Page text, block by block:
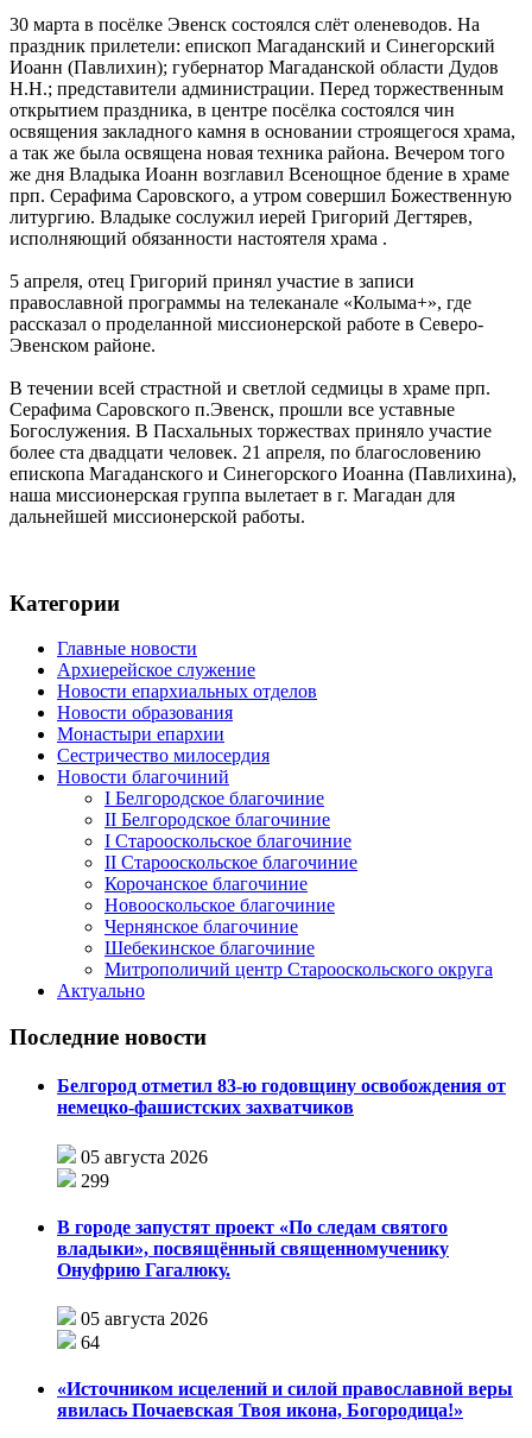
30 марта в посёлке Эвенск состоялся слёт оленеводов. На
праздник прилетели: епископ Магаданский и Синегорский
Иоанн (Павлихин); губернатор Магаданской области Дудов
Н.Н.; представители администрации. Перед торжественным
открытием праздника, в центре посёлка состоялся чин
освящения закладного камня в основании строящегося храма,
а так же была освящена новая техника района. Вечером того
же дня Владыка Иоанн возглавил Всенощное бдение в храме
прп. Серафима Саровского, а утром совершил Божественную
литургию. Владыке сослужил иерей Григорий Дегтярев,
исполняющий обязанности настоятеля храма .
5 апреля, отец Григорий принял участие в записи
православной программы на телеканале «Колыма+», где
рассказал о проделанной миссионерской работе в Северо-
Эвенском районе.
В течении всей страстной и светлой седмицы в храме прп.
Серафима Саровского п.Эвенск, прошли все уставные
Богослужения. В Пасхальных торжествах приняло участие
более ста двадцати человек. 21 апреля, по благословению
епископа Магаданского и Синегорского Иоанна (Павлихина),
наша миссионерская группа вылетает в г. Магадан для
дальнейшей миссионерской работы.
Категории
Главные новости
Архиерейское служение
Новости епархиальных отделов
Новости образования
Монастыри епархии
Сестричество милосердия
Новости благочиний
I Белгородское благочиние
II Белгородское благочиние
I Старооскольское благочиние
II Старооскольское благочиние
Корочанское благочиние
Новооскольское благочиние
Чернянское благочиние
Шебекинское благочиние
Митрополичий центр Старооскольского округа
Актуально
Последние новости
Белгород отметил 83-ю годовщину освобождения от
немецко-фашистских захватчиков
05 августа 2026
299
В городе запустят проект «По следам святого
владыки», посвящённый священномученику
Онуфрию Гагалюку.
05 августа 2026
64
«Источником исцелений и силой православной веры
явилась Почаевская Твоя икона, Богородица!»